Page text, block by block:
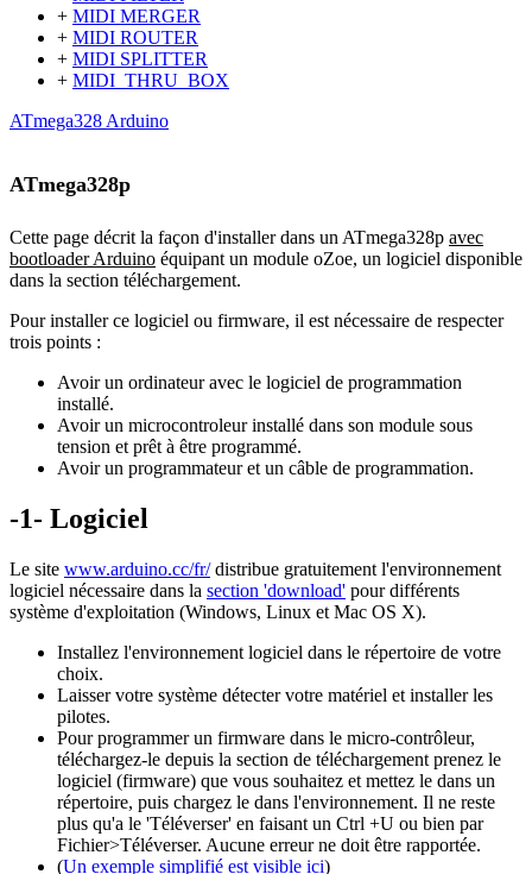
+ MIDI MERGER
+ MIDI ROUTER
+ MIDI SPLITTER
+ MIDI_THRU_BOX
ATmega328 Arduino
ATmega328p
Cette page décrit la façon d'installer dans un ATmega328p avec
bootloader Arduino équipant un module oZoe, un logiciel disponible
dans la section téléchargement.
Pour installer ce logiciel ou firmware, il est nécessaire de respecter
trois points :
Avoir un ordinateur avec le logiciel de programmation
installé.
Avoir un microcontroleur installé dans son module sous
tension et prêt à être programmé.
Avoir un programmateur et un câble de programmation.
-1- Logiciel
Le site www.arduino.cc/fr/ distribue gratuitement l'environnement
logiciel nécessaire dans la section 'download' pour différents
système d'exploitation (Windows, Linux et Mac OS X).
Installez l'environnement logiciel dans le répertoire de votre
choix.
Laisser votre système détecter votre matériel et installer les
pilotes.
Pour programmer un firmware dans le micro-contrôleur,
téléchargez-le depuis la section de téléchargement prenez le
logiciel (firmware) que vous souhaitez et mettez le dans un
répertoire, puis chargez le dans l'environnement. Il ne reste
plus qu'a le 'Téléverser' en faisant un Ctrl +U ou bien par
Fichier>Téléverser. Aucune erreur ne doit être rapportée.
(Un exemple simplifié est visible ici)